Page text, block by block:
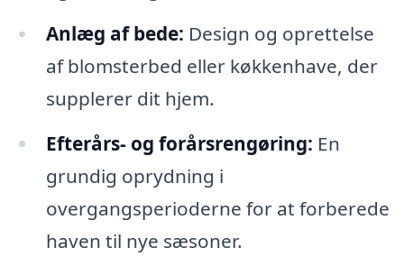
Anlæg af bede: Design og oprettelse
af blomsterbed eller køkkenhave, der
supplerer dit hjem.
Efterårs- og forårsrengøring: En
grundig oprydning i
overgangsperioderne for at forberede
haven til nye sæsoner.